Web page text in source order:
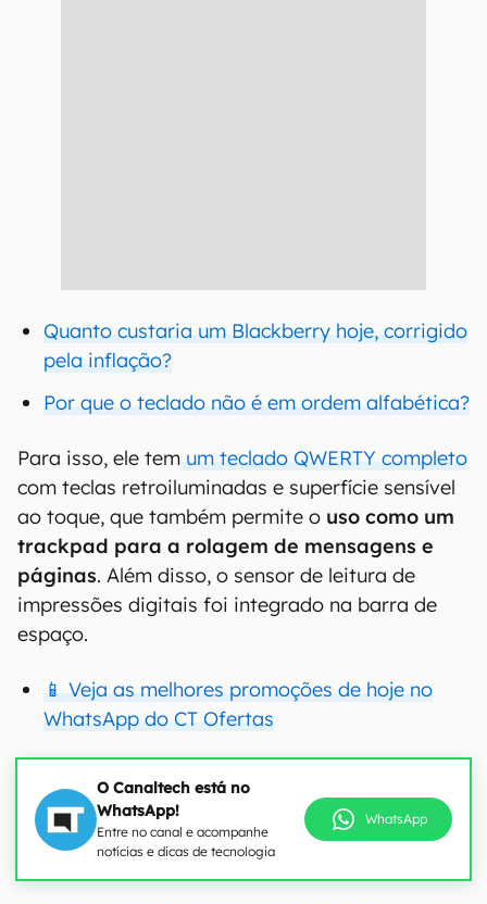
Quanto custaria um Blackberry hoje, corrigido
pela inflação?
Por que o teclado não é em ordem alfabética?
Para isso, ele tem um teclado QWERTY completo
com teclas retroiluminadas e superfície sensível
ao toque, que também permite o uso como um
trackpad para a rolagem de mensagens e
páginas. Além disso, o sensor de leitura de
impressões digitais foi integrado na barra de
espaço.
📱 Veja as melhores promoções de hoje no
WhatsApp do CT Ofertas
O Canaltech está no
WhatsApp!
Entre no canal e acompanhe
notícias e dicas de tecnologia
WhatsApp